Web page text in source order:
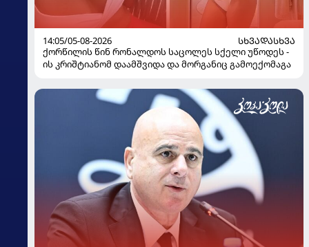
14:05/05-08-2026
ᲡᲮᲕᲐᲓᲐᲡᲮᲕᲐ
ქორწილის წინ რონალდოს საცოლეს სქელი უწოდეს -
ის კრიშტიანომ დაამშვიდა და მორგანიც გამოექომაგა